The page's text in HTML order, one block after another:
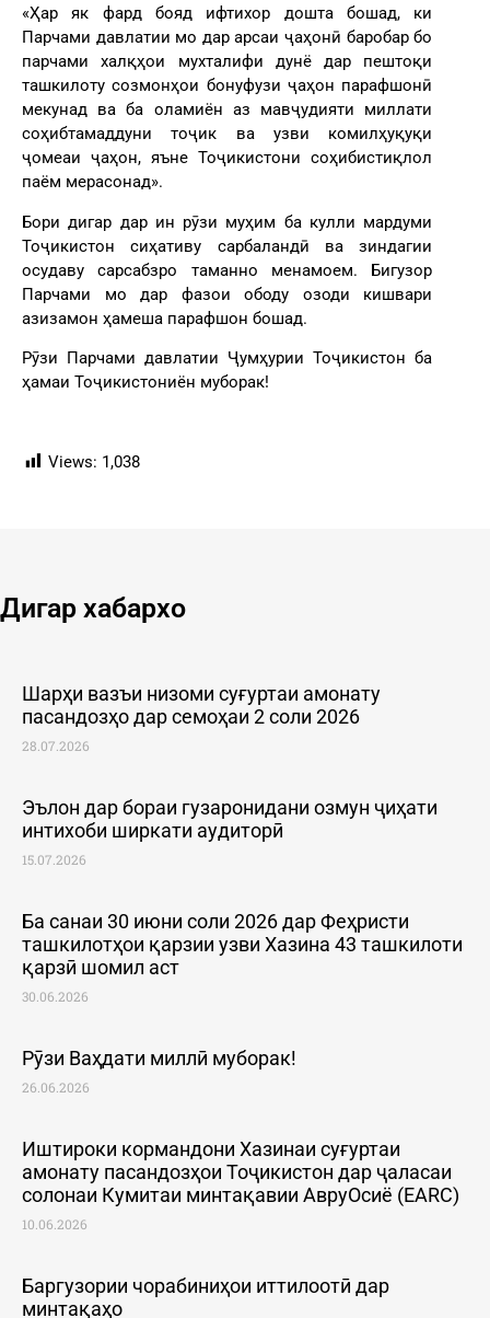
«Ҳар як фард бояд ифтихор дошта бошад, ки
Парчами давлатии мо дар арсаи ҷаҳонӣ баробар бо
парчами халқҳои мухталифи дунё дар пештоқи
ташкилоту созмонҳои бонуфузи ҷаҳон парафшонӣ
мекунад ва ба оламиён аз мавҷудияти миллати
соҳибтамаддуни тоҷик ва узви комилҳуқуқи
ҷомеаи ҷаҳон, яъне Тоҷикистони соҳибистиқлол
паём мерасонад».
Бори дигар дар ин рӯзи муҳим ба кулли мардуми
Тоҷикистон сиҳативу сарбаландӣ ва зиндагии
осудаву сарсабзро таманно менамоем. Бигузор
Парчами мо дар фазои ободу озоди кишвари
азизамон ҳамеша парафшон бошад.
Рӯзи Парчами давлатии Ҷумҳурии Тоҷикистон ба
ҳамаи Тоҷикистониён муборак!
Views: 1,038
Дигар хабархо
Шарҳи вазъи низоми суғуртаи амонату
пасандозҳо дар семоҳаи 2 соли 2026
28.07.2026
Эълон дар бораи гузаронидани озмун ҷиҳати
интихоби ширкати аудиторӣ
15.07.2026
Ба санаи 30 июни соли 2026 дар Феҳристи
ташкилотҳои қарзии узви Хазина 43 ташкилоти
қарзӣ шомил аст
30.06.2026
Рӯзи Ваҳдати миллӣ муборак!
26.06.2026
Иштироки кормандони Хазинаи суғуртаи
амонату пасандозҳои Тоҷикистон дар ҷаласаи
солонаи Кумитаи минтақавии АвруОсиё (EARC)
10.06.2026
Баргузории чорабиниҳои иттилоотӣ дар
минтақаҳо